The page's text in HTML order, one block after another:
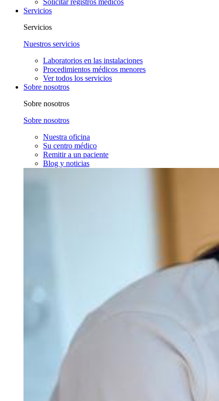
Solicitar registros médicos
Servicios
Servicios
Nuestros servicios
Laboratorios en las instalaciones
Procedimientos médicos menores
Ver todos los servicios
Sobre nosotros
Sobre nosotros
Sobre nosotros
Nuestra oficina
Su centro médico
Remitir a un paciente
Blog y noticias